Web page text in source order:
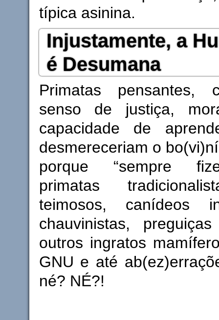
típica asinina.
Injustamente, a
é Desumana
Primatas pensantes,
senso de justiça,
capacidade de
desmereceriam o
porque “sempre
primatas
teimosos, canídeos
chauvinistas,
outros ingratos
GNU e até
né? NÉ?!